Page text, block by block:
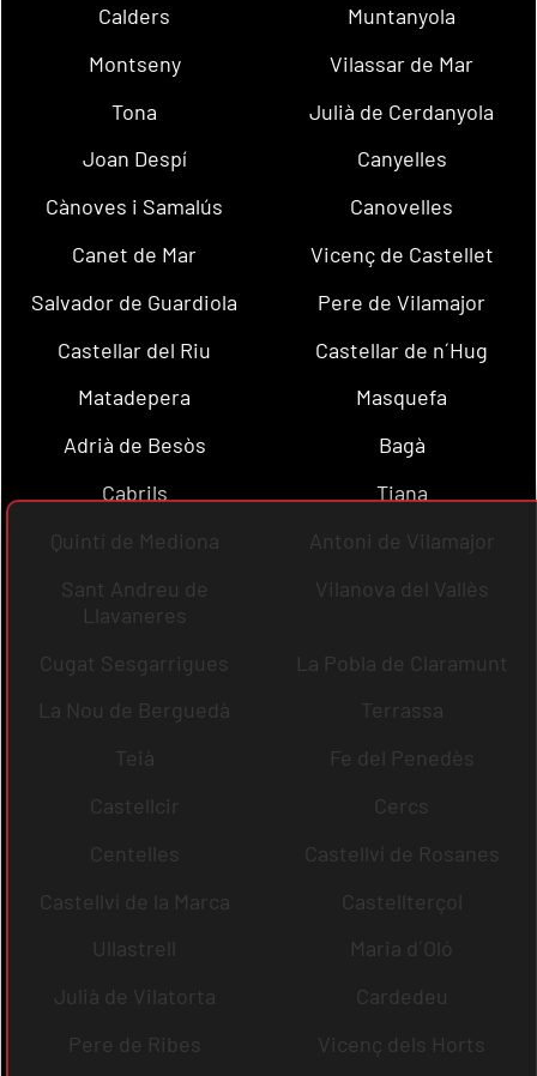
Calders
Muntanyola
Montseny
Vilassar de Mar
Tona
Julià de Cerdanyola
Joan Despí
Canyelles
Cànoves i Samalús
Canovelles
Canet de Mar
Vicenç de Castellet
Salvador de Guardiola
Pere de Vilamajor
Castellar del Riu
Castellar de n´Hug
Matadepera
Masquefa
Adrià de Besòs
Bagà
Cabrils
Tiana
Quintí de Mediona
Antoni de Vilamajor
Sant Andreu de
Llavaneres
Vilanova del Vallès
Cugat Sesgarrigues
La Pobla de Claramunt
La Nou de Berguedà
Terrassa
Teià
Fe del Penedès
Castellcir
Cercs
Centelles
Castellví de Rosanes
Castellví de la Marca
Castellterçol
Ullastrell
Maria d´Oló
Julià de Vilatorta
Cardedeu
Pere de Ribes
Vicenç dels Horts